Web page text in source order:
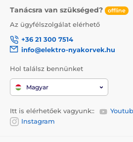
Tanácsra van szükséged? offline
Az ügyfélszolgálat elérhető
+36 21 300 7514
info@elektro-nyakorvek.hu
Hol találsz bennünket
Magyar
Itt is elérhetőek vagyunk::
Instagram